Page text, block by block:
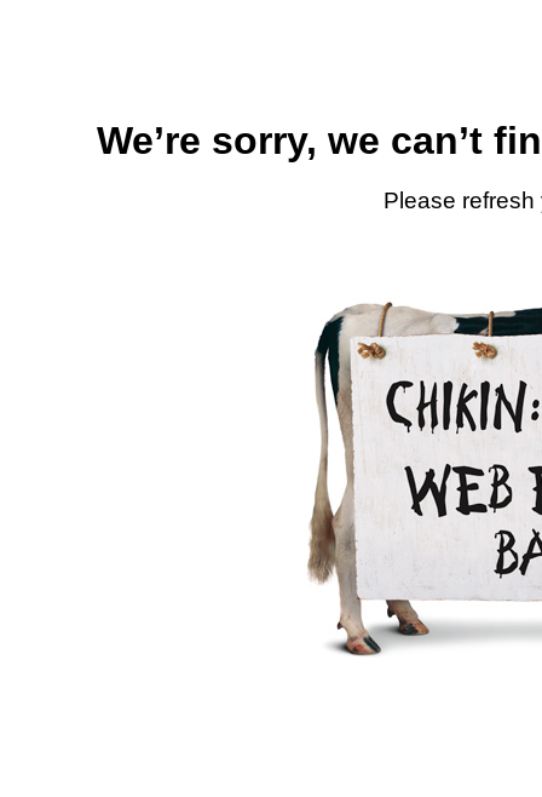
We’re sorry, we can’t
Please refresh